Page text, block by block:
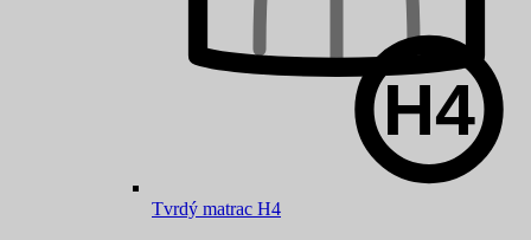
Tvrdý matrac H4